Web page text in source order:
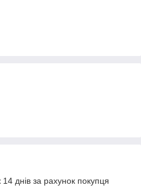
днів за рахунок покупця